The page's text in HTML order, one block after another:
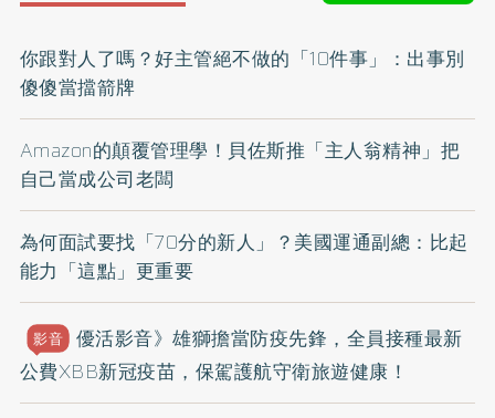
你跟對人了嗎？好主管絕不做的「10件事」：出事別
傻傻當擋箭牌
Amazon的顛覆管理學！貝佐斯推「主人翁精神」把
自己當成公司老闆
為何面試要找「70分的新人」？美國運通副總：比起
能力「這點」更重要
影音
優活影音》雄獅擔當防疫先鋒，全員接種最新
公費XBB新冠疫苗，保駕護航守衛旅遊健康！